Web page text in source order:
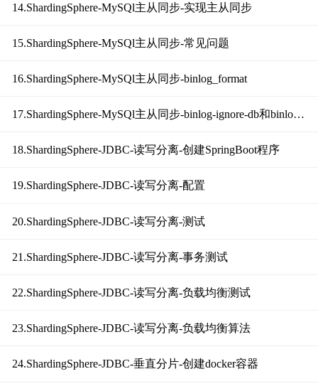
14.ShardingSphere-MySQl主从同步-实现主从同步
15.ShardingSphere-MySQl主从同步-常见问题
16.ShardingSphere-MySQl主从同步-binlog_format
17.ShardingSphere-MySQl主从同步-binlog-ignore-db和binlog-do-db
18.ShardingSphere-JDBC-读写分离-创建SpringBoot程序
19.ShardingSphere-JDBC-读写分离-配置
20.ShardingSphere-JDBC-读写分离-测试
21.ShardingSphere-JDBC-读写分离-事务测试
22.ShardingSphere-JDBC-读写分离-负载均衡测试
23.ShardingSphere-JDBC-读写分离-负载均衡算法
24.ShardingSphere-JDBC-垂直分片-创建docker容器